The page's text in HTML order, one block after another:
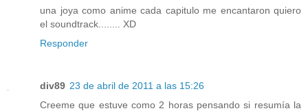
una joya como anime cada capitulo me encantaron quiero
el soundtrack........ XD
Responder
div89 23 de abril de 2011 a las 15:26
Creeme que estuve como 2 horas pensando si resumía la